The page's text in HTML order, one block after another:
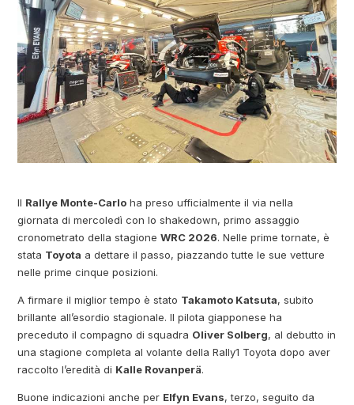
Il Rallye Monte-Carlo ha preso ufficialmente il via nella
giornata di mercoledì con lo shakedown, primo assaggio
cronometrato della stagioneWRC 2026. Nelle prime tornate, è
stata Toyota a dettare il passo, piazzando tutte le sue vetture
nelle prime cinque posizioni.
A firmare il miglior tempo è stato Takamoto Katsuta, subito
brillante all’esordio stagionale. Il pilota giapponese ha
preceduto il compagno di squadra Oliver Solberg, al debutto in
una stagione completa al volante della Rally1 Toyota dopo aver
raccolto l’eredità di Kalle Rovanperä.
Buone indicazioni anche per Elfyn Evans, terzo, seguito da